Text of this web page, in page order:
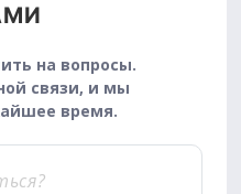
на вопросы.
связи, и мы
время.